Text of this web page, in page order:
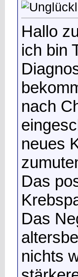
Hallo
ich bin
nach
neues
Das
Das
nichts